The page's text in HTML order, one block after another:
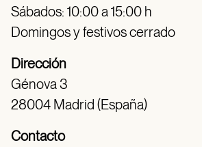
Sábados: 10:00 a 15:00 h
Domingos y festivos cerrado
Dirección
Génova 3
28004 Madrid (España)
Contacto